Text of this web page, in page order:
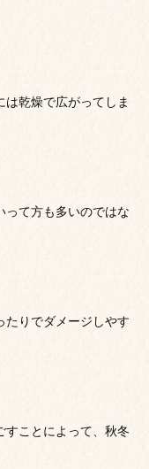
乾燥で広がってしま
って方も多いのではな
たりでダメージしやす
すことによって、秋冬